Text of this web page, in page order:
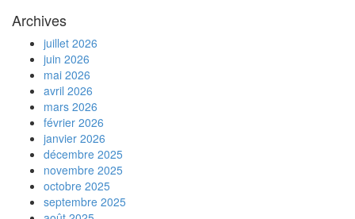
Archives
juillet 2026
juin 2026
mai 2026
avril 2026
mars 2026
février 2026
janvier 2026
décembre 2025
novembre 2025
octobre 2025
septembre 2025